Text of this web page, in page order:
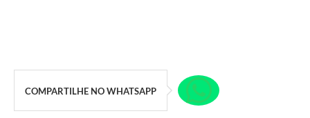
COMPARTILHE NO WHATSAPP